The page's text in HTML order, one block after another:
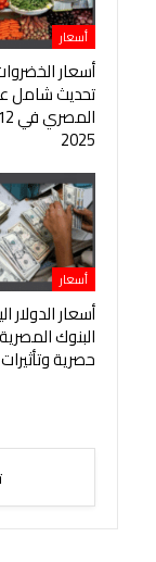
أسعار
أسعار
تحديث شامل
2025
أسعار
أسعار الدولار
البنوك
حصرية